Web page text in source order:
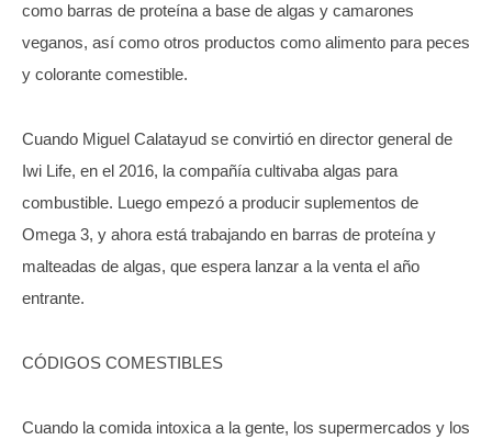
como barras de proteína a base de algas y camarones
veganos, así como otros productos como alimento para peces
y colorante comestible.
Cuando Miguel Calatayud se convirtió en director general de
Iwi Life, en el 2016, la compañía cultivaba algas para
combustible. Luego empezó a producir suplementos de
Omega 3, y ahora está trabajando en barras de proteína y
malteadas de algas, que espera lanzar a la venta el año
entrante.
CÓDIGOS COMESTIBLES
Cuando la comida intoxica a la gente, los supermercados y los